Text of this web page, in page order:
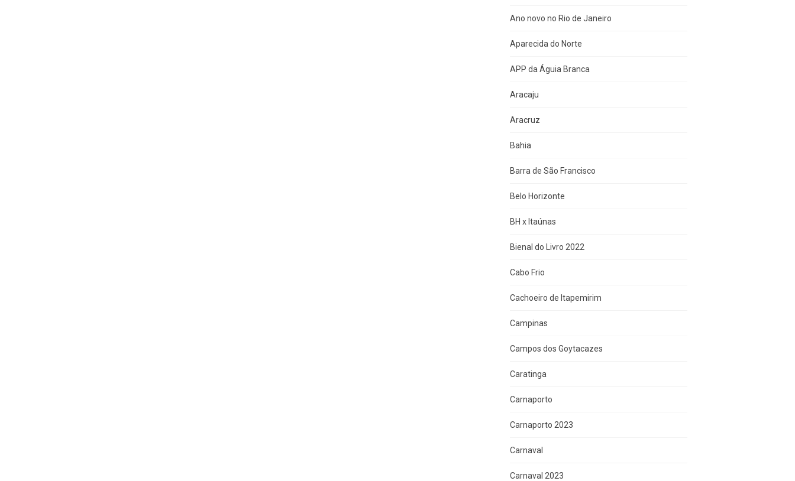
Ano novo no Rio de Janeiro
Aparecida do Norte
APP da Águia Branca
Aracaju
Aracruz
Bahia
Barra de São Francisco
Belo Horizonte
BH x Itaúnas
Bienal do Livro 2022
Cabo Frio
Cachoeiro de Itapemirim
Campinas
Campos dos Goytacazes
Caratinga
Carnaporto
Carnaporto 2023
Carnaval
Carnaval 2023